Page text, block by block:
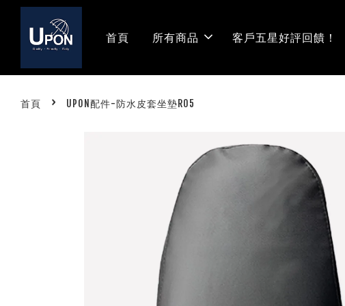
首頁 所有商品 客戶五星好評回饋！
首頁 › UPON配件-防水皮套坐墊R05